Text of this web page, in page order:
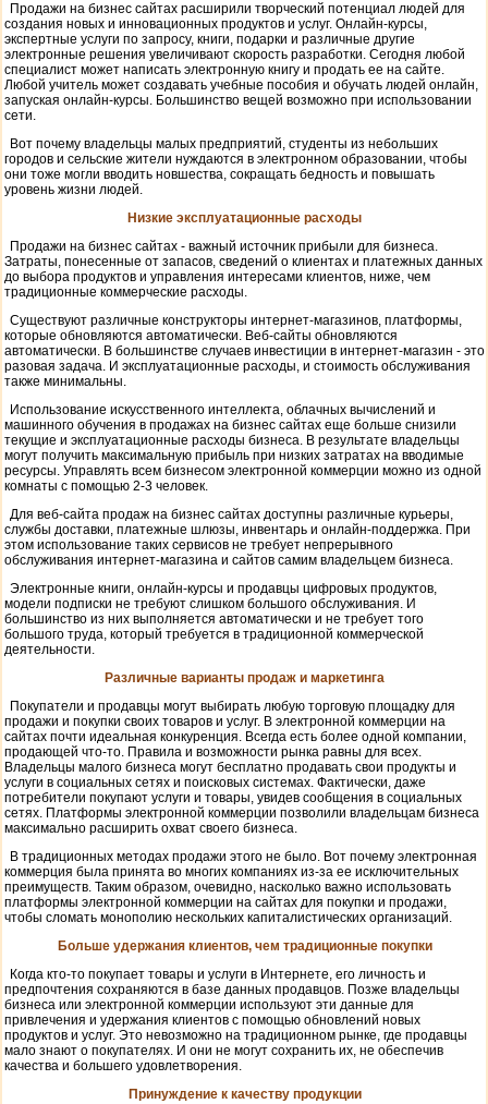
Продажи на бизнес сайтах расширили творческий потенциал людей для
создания новых и инновационных продуктов и услуг. Онлайн-курсы,
экспертные услуги по запросу, книги, подарки и различные другие
электронные решения увеличивают скорость разработки. Сегодня любой
специалист может написать электронную книгу и продать ее на сайте.
Любой учитель может создавать учебные пособия и обучать людей онлайн,
запуская онлайн-курсы. Большинство вещей возможно при использовании
сети.
Вот почему владельцы малых предприятий, студенты из небольших
городов и сельские жители нуждаются в электронном образовании, чтобы
они тоже могли вводить новшества, сокращать бедность и повышать
уровень жизни людей.
Низкие эксплуатационные расходы
Продажи на бизнес сайтах - важный источник прибыли для бизнеса.
Затраты, понесенные от запасов, сведений о клиентах и ​​платежных данных
до выбора продуктов и управления интересами клиентов, ниже, чем
традиционные коммерческие расходы.
Существуют различные конструкторы интернет-магазинов, платформы,
которые обновляются автоматически. Веб-сайты обновляются
автоматически. В большинстве случаев инвестиции в интернет-магазин - это
разовая задача. И эксплуатационные расходы, и стоимость обслуживания
также минимальны.
Использование искусственного интеллекта, облачных вычислений и
машинного обучения в продажах на бизнес сайтах еще больше снизили
текущие и эксплуатационные расходы бизнеса. В результате владельцы
могут получить максимальную прибыль при низких затратах на вводимые
ресурсы. Управлять всем бизнесом электронной коммерции можно из одной
комнаты с помощью 2-3 человек.
Для веб-сайта продаж на бизнес сайтах доступны различные курьеры,
службы доставки, платежные шлюзы, инвентарь и онлайн-поддержка. При
этом использование таких сервисов не требует непрерывного
обслуживания интернет-магазина и сайтов самим владельцем бизнеса.
Электронные книги, онлайн-курсы и продавцы цифровых продуктов,
модели подписки не требуют слишком большого обслуживания. И
большинство из них выполняется автоматически и не требует того
большого труда, который требуется в традиционной коммерческой
деятельности.
Различные варианты продаж и маркетинга
Покупатели и продавцы могут выбирать любую торговую площадку для
продажи и покупки своих товаров и услуг. В электронной коммерции на
сайтах почти идеальная конкуренция. Всегда есть более одной компании,
продающей что-то. Правила и возможности рынка равны для всех.
Владельцы малого бизнеса могут бесплатно продавать свои продукты и
услуги в социальных сетях и поисковых системах. Фактически, даже
потребители покупают услуги и товары, увидев сообщения в социальных
сетях. Платформы электронной коммерции позволили владельцам бизнеса
максимально расширить охват своего бизнеса.
В традиционных методах продажи этого не было. Вот почему электронная
коммерция была принята во многих компаниях из-за ее исключительных
преимуществ. Таким образом, очевидно, насколько важно использовать
платформы электронной коммерции на сайтах для покупки и продажи,
чтобы сломать монополию нескольких капиталистических организаций.
Больше удержания клиентов, чем традиционные покупки
Когда кто-то покупает товары и услуги в Интернете, его личность и
предпочтения сохраняются в базе данных продавцов. Позже владельцы
бизнеса или электронной коммерции используют эти данные для
привлечения и удержания клиентов с помощью обновлений новых
продуктов и услуг. Это невозможно на традиционном рынке, где продавцы
мало знают о покупателях. И они не могут сохранить их, не обеспечив
качества и большего удовлетворения.
Принуждение к качеству продукции